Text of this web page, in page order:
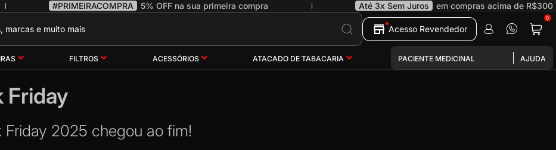
#PRIMEIRACOMPRA 5% OFF na sua primeira compra Até 3x Sem Juros em compras acima de R$300
PesquisaAcesso Revendedor
0
FILTROS ACESSÓRIOS ATACADO DE TABACARIA PACIENTE MEDICINAL AJUDA
Friday
Friday 2025 chegou ao fim!